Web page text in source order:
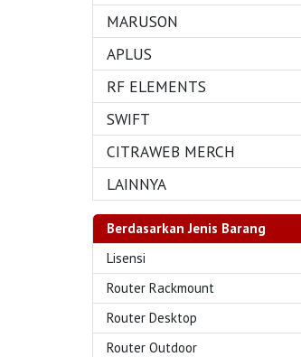
MARUSON
APLUS
RF ELEMENTS
SWIFT
CITRAWEB MERCH
LAINNYA
Berdasarkan Jenis Barang
Lisensi
Router Rackmount
Router Desktop
Router Outdoor